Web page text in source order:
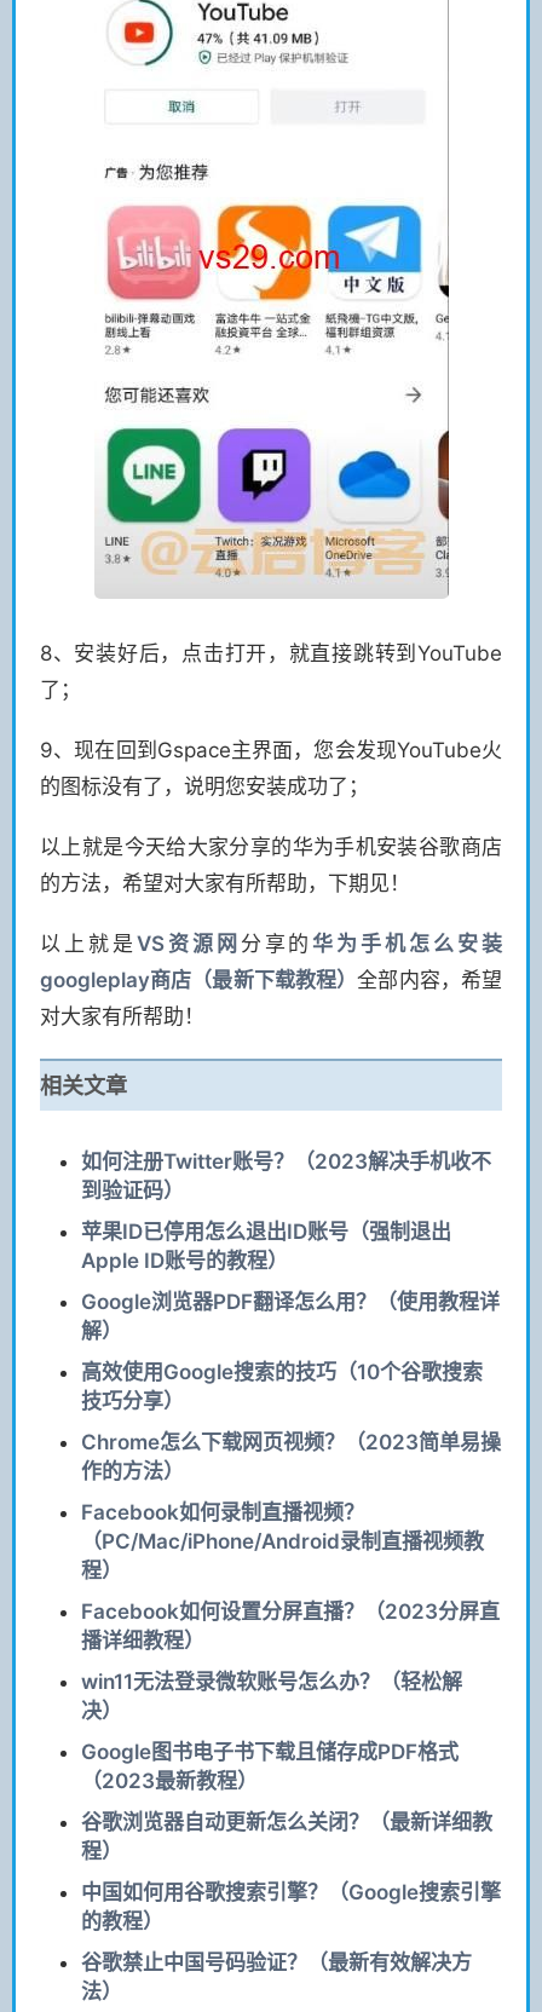
8、安装好后，点击打开，就直接跳转到YouTube
了；
9、现在回到Gspace主界面，您会发现YouTube火
的图标没有了，说明您安装成功了；
以上就是今天给大家分享的华为手机安装谷歌商店
的方法，希望对大家有所帮助，下期见！
以上就是 VS资源网 分享的 华为手机怎么安装
googleplay商店（最新下载教程）全部内容，希望
对大家有所帮助！
相关文章
如何注册Twitter账号？（2023解决手机收不
到验证码）
苹果ID已停用怎么退出ID账号（强制退出
Apple ID账号的教程）
Google浏览器PDF翻译怎么用？（使用教程详
解）
高效使用Google搜索的技巧（10个谷歌搜索
技巧分享）
Chrome怎么下载网页视频？（2023简单易操
作的方法）
Facebook如何录制直播视频？
（PC/Mac/iPhone/Android录制直播视频教
程）
Facebook如何设置分屏直播？（2023分屏直
播详细教程）
win11无法登录微软账号怎么办？（轻松解
决）
Google图书电子书下载且储存成PDF格式
（2023最新教程）
谷歌浏览器自动更新怎么关闭？（最新详细教
程）
中国如何用谷歌搜索引擎？（Google搜索引擎
的教程）
谷歌禁止中国号码验证？（最新有效解决方
法）